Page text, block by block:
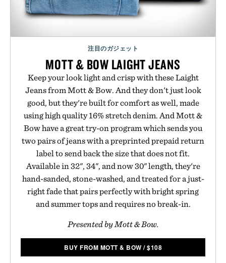
注目のガジェット
MOTT & BOW LAIGHT JEANS
Keep your look light and crisp with these Laight
Jeans from Mott & Bow. And they don't just look
good, but they're built for comfort as well, made
using high quality 16% stretch denim. And Mott &
Bow have a great try-on program which sends you
two pairs of jeans with a preprinted prepaid return
label to send back the size that does not fit.
Available in 32", 34", and now 30" length, they're
hand-sanded, stone-washed, and treated for a just-
right fade that pairs perfectly with bright spring
and summer tops and requires no break-in.
Presented by Mott & Bow.
BUY FROM MOTT & BOW /$108